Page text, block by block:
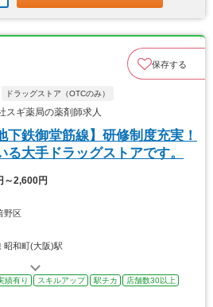
保存する
ドラッグストア（OTCのみ）
ギ薬局の薬剤師求人
下鉄御堂筋線】研修制度充実！
大手ドラッグストアです。
～2,600円
野区
昭和町(大阪)駅
績有り スキルアップ 駅チカ
店舗数30以上